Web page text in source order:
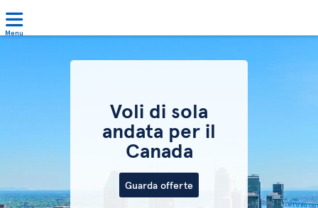
Menu
Voli di sola
andata per il
Canada
Guarda offerte